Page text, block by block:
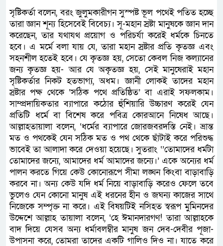
সৃষ্টিকর্তা বলেন, বরং জুলুমকারীগন সুস্পষ্ট ভূল পথেই পতিত হচ্ছে
তারা জ্ঞান শূন্য হিসেবেই বিবেচ্য। সূ-মহান স্রষ্টা মানুষকে জ্ঞান দান
করেছেন, তার যথাযথ প্রয়োগ ও পরিচর্যা করেই ধর্মকে চিনতে
হবে। এ মর্মে বলা যায় যে, তারা মহান স্রষ্টার প্রতি কৃতজ্ঞ এবং
সহনশীল হতেই হবে। যে কৃতজ্ঞ হয়, সেতো কেবল নিজ কল্যানের
জন্য কৃতজ্ঞ হয়- আর যে অকৃতজ্ঞ হয়, সেই মানুষেরাই মহান
সৃষ্টিকর্তার নিকট হতভাগ্য, অধম। জ্ঞানী লোকই তাদের মহান
স্রষ্টার পক্ষ থেকে ‘সঠিক পথে প্রতিষ্ঠিত’ বা এরাই সফলকাম।
সাম্প্রদায়িকতার ব্যাপারে কঠোর হুঁশিয়ারি উচ্চারণ করেই যেন
প্রতিটি ধর্মে বা বিশেষ করে পবিত্র কোরআনে নিষেধ আছে।
আল্লাহতায়ালা বলেন, ‘ধর্মের ব্যাপারে জোরজবরদস্তি নেই। ভ্রান্ত
মত ও পথকেই যেন সঠিক মত ও পথ থেকে ছাঁটাই করে পরিশুদ্ধ
ভাবেই তা আলাদা করে দেওয়া হয়েছে। সুতরাং ‘’তোমাদের ধর্মটা
তোমাদের জন্যে, আমাদের ধর্ম আমাদের জন্যে।’ একে অন্যের ধর্ম
পালন করতে গিয়ে কেউ কোনোরূপে সীমা লঙ্ঘন কিংবা বাড়াবাড়ি
করবে না। অন্য কেউ যদি ধর্ম নিয়ে বাড়াবাড়ি করেও ফেলে তবে
ভুলেও যেন কোনো মানুষ এই ধরনের হীন ও জঘন্য কাজের সাথে
নিজেকে সম্পৃক্ত না করে। এই বিষয়টিই নসিহত স্বরূপ মুমিনদের
উদ্দেশে আল্লাহ তায়ালা বলেন, ‘হে ঈমানদারগণ! তারা আল্লাহকে
বাদ দিয়ে যেসব অন্য ধর্মাবলম্বীর মানুষ জন দেব-দেবীর পূজা-
উপাসনা করে, তোমরা তাদের একটি গালিও দিও না। যাতে করে